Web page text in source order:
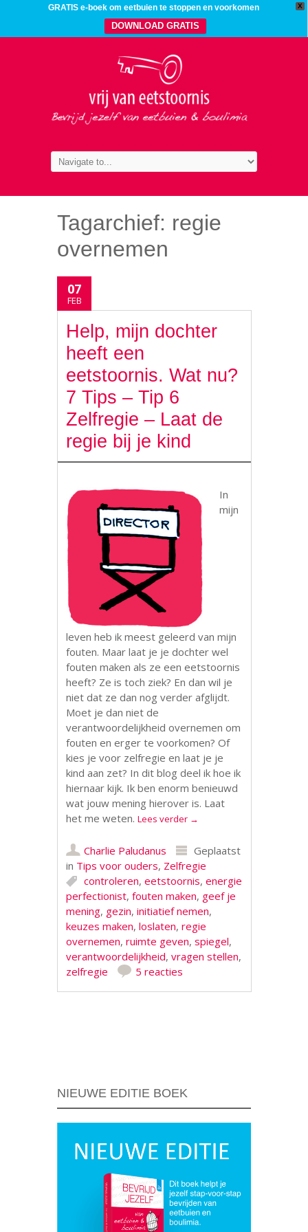
X
GRATIS e-boek om eetbuien te stoppen en voorkomen
DOWNLOAD GRATIS
Tagarchief: regie
overnemen
07
FEB
Help, mijn dochter
heeft een
eetstoornis. Wat nu?
7 Tips – Tip 6
Zelfregie – Laat de
regie bij je kind
In
mijn
leven heb ik meest geleerd van mijn
fouten. Maar laat je je dochter wel
fouten maken als ze een eetstoornis
heeft? Ze is toch ziek? En dan wil je
niet dat ze dan nog verder afglijdt.
Moet je dan niet de
verantwoordelijkheid overnemen om
fouten en erger te voorkomen? Of
kies je voor zelfregie en laat je je
kind aan zet? In dit blog deel ik hoe ik
hiernaar kijk. Ik ben enorm benieuwd
wat jouw mening hierover is. Laat
het me weten.Lees verder →
Charlie Paludanus
Geplaatst
in Tips voor ouders, Zelfregie
controleren,eetstoornis,energie
perfectionist,fouten maken, geef je
mening, gezin,initiatief nemen,
keuzes maken,loslaten,regie
overnemen,ruimte geven,spiegel,
verantwoordelijkheid,vragen stellen,
zelfregie
5 reacties
NIEUWE EDITIE BOEK